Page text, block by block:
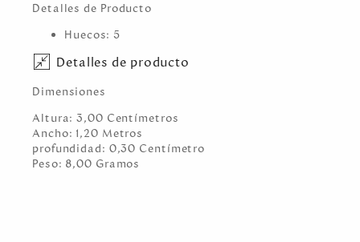
Detalles de Producto
Huecos: 5
Detalles de producto
Dimensiones
Altura:3,00 Centímetros
Ancho: 1,20 Metros
profundidad: 0,30 Centímetro
Peso: 8,00 Gramos